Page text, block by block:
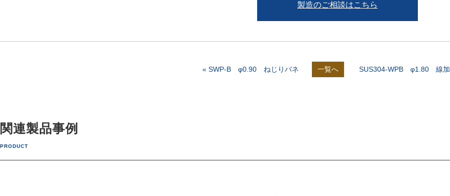
製造のご相談はこちら
« SWP-B φ0.90 ねじりバネ 一覧へ SUS304-WPB φ1.80 線加
関連製品事例
PRODUCT